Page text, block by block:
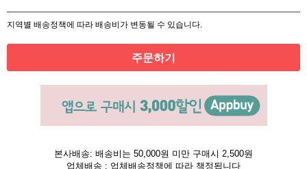
지역별 배송정책에 따라 배송비가 변동될 수 있습니다.
주문하기
본사배송: 배송비는 50,000원 미만 구매시 2,500원
업체배송 : 업체배송정책에 따라 책정됩니다